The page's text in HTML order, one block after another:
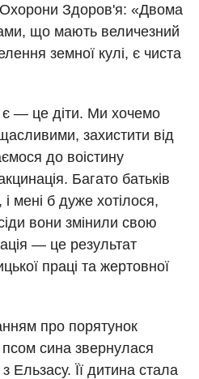
Охорони Здоров'я: «Двома
що мають величезний
земної кулі, є чиста
— це діти. Ми хочемо
захистити від
до воістину
Багато батьків
мені б дуже хотілося,
вони змінили свою
— це результат
праці та жертовної
про порятунок
сина звернулася
Її дитина стала